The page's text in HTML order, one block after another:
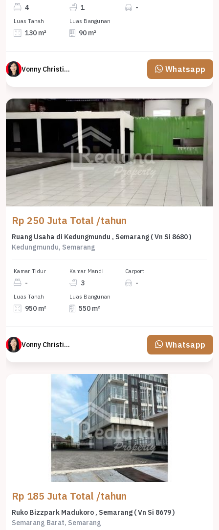
4 1 -
Luas Tanah
130 m²
Luas Bangunan
90 m²
Vonny Christina Whatsapp
Rp 250 Juta Total /tahun
Ruang Usaha di Kedungmundu , Semarang ( Vn Si 8680 )
Kedungmundu, Semarang
Kamar Tidur
-
Kamar Mandi
3
Carport
-
Luas Tanah
950 m²
Luas Bangunan
550 m²
Vonny Christina Whatsapp
Rp 185 Juta Total /tahun
Ruko Bizzpark Madukoro , Semarang ( Vn Si 8679 )
Semarang Barat, Semarang